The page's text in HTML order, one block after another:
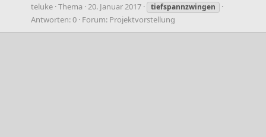
teluke Thema 20. Januar 2017 tiefspannzwingen
Antworten: 0 Forum: Projektvorstellung